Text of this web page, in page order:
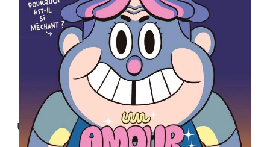
Un roman qui fait rire
Une histoire qui fait peur